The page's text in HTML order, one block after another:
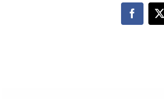
Facebook
X